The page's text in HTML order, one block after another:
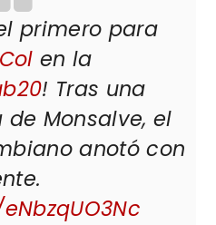
primero para
en la
! Tras una
Monsalve, el
anotó con